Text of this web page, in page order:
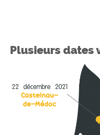
Plusieurs dates